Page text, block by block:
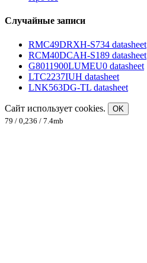
Случайные записи
RMC49DRXH-S734 datasheet
RCM40DCAH-S189 datasheet
G8011900LUMEU0 datasheet
LTC2237IUH datasheet
LNK563DG-TL datasheet
Сайт использует cookies.
OK
79 / 0,236 / 7.4mb